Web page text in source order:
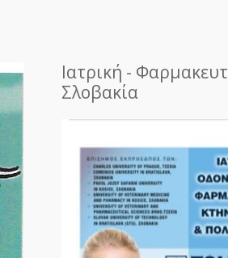
Ιατρική -
Σλοβακία